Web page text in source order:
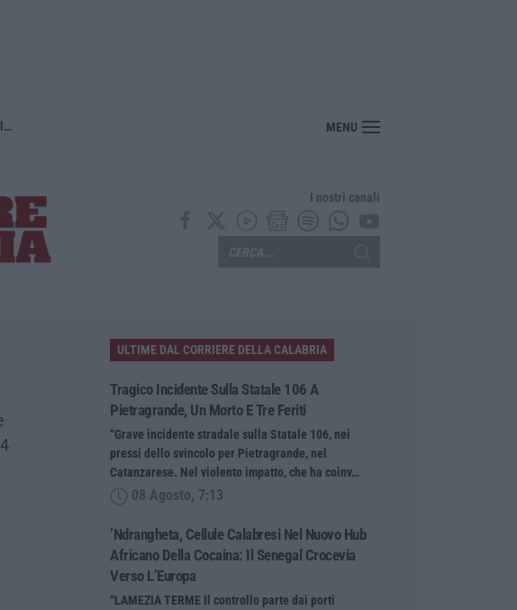
’Ndrangheta, cellule calabresi nel nuovo hub africano della cocaina: il Senegal crocevia verso l’Europa Discussione sulla proposta di legge regionale sugli idonei della Pa in Calabria
MENU
I nostri canali
ULTIME DAL CORRIERE DELLA CALABRIA
Tragico Incidente Sulla Statale 106 A
Pietragrande, Un Morto E Tre Feriti
“Grave incidente stradale sulla Statale 106, nei
pressi dello svincolo per Pietragrande, nel
Catanzarese. Nel violento impatto, che ha coinv…
08 Agosto, 7:13
’Ndrangheta, Cellule Calabresi Nel Nuovo Hub
Africano Della Cocaina: Il Senegal Crocevia
Verso L’Europa
“LAMEZIA TERME Il controllo parte dai porti